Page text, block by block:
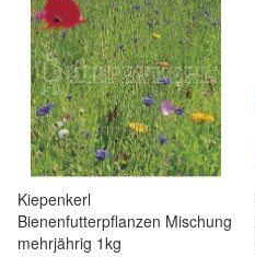
Kiepenkerl
Bienenfutterpflanzen Mischung
mehrjährig 1kg